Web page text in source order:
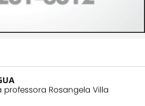
professora Rosangela Villa